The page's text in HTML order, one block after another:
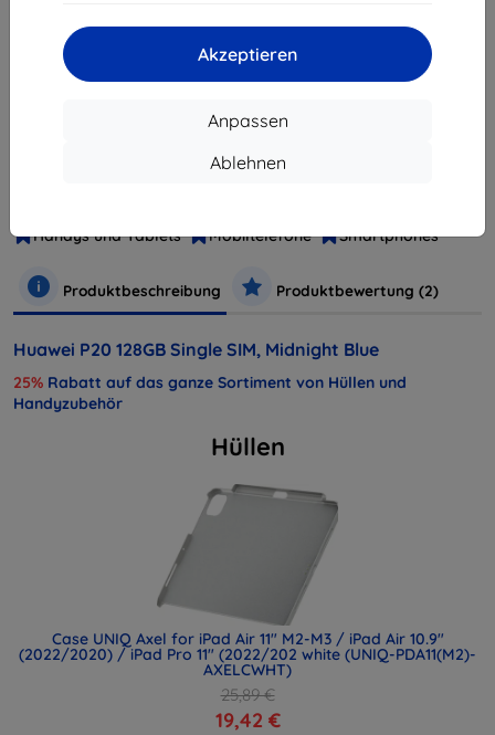
Akzeptieren
Anpassen
Ablehnen
ausverkauft
ausverkauft
Handys und Tablets
Mobiltelefone Smartphones
Produktbeschreibung Produktbewertung (2)
Huawei P20 128GB Single SIM, Midnight Blue
25% Rabatt auf das ganze Sortiment von Hüllen und
Handyzubehör
Hüllen
Case UNIQ Axel for iPad Air 11" M2-M3 / iPad Air 10.9"
(2022/2020) / iPad Pro 11" (2022/202 white (UNIQ-PDA11(M2)-
AXELCWHT)
25,89 €
19,42 €